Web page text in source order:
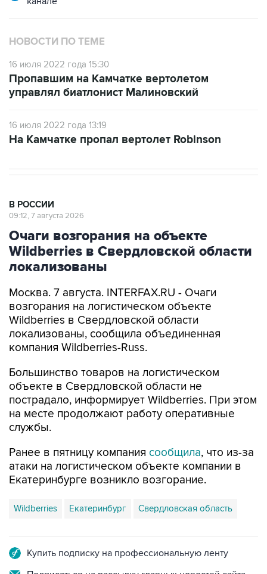
НОВОСТИ ПО ТЕМЕ
16 июля 2022 года 15:30
управлял биатлонист Малиновский
16 июля 2022 года 13:19
Очаги возгорания на объекте
Wildberries в Свердловской области
локализованы
Москва. 7 августа. INTERFAX.RU - Очаги
Wildberries в Свердловской области
локализованы, сообщила объединенная
компания Wildberries-Russ.
Большинство товаров на логистическом
пострадало, информирует Wildberries. При этом
на месте продолжают работу оперативные
службы.
Ранее в пятницу компания
Екатеринбурге возникло возгорание.
Wildberries Екатеринбург Свердловская область
Подписаться на рассылку главных новостей сайта
Получать оперативные новости в официальном